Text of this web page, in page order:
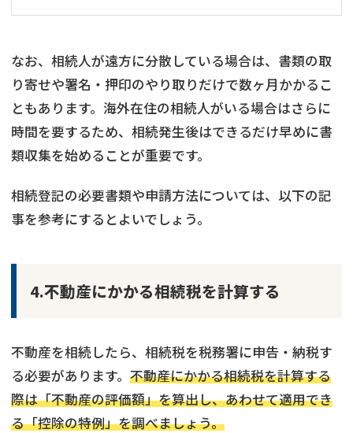
なお、相続人が遠方に分散している場合は、書類の取
り寄せや署名・押印のやり取りだけで数ヶ月かかるこ
ともあります。海外在住の相続人がいる場合はさらに
時間を要するため、相続発生後はできるだけ早めに書
類収集を始めることが重要です。
相続登記の必要書類や申請方法については、以下の記
事を参考にするとよいでしょう。
4.不動産にかかる相続税を計算する
不動産を相続したら、相続税を税務署に申告・納税す
る必要があります。 不動産にかかる相続税を計算する
際は「不動産の評価額」を算出し、あわせて適用でき
る「控除の特例」を調べましょう。